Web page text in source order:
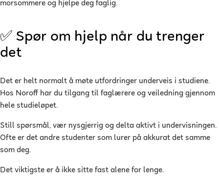
morsommere og hjelpe deg faglig.
✅ Spør om hjelp når du trenger
det
Det er helt normalt å møte utfordringer underveis i studiene.
Hos Noroff har du tilgang til faglærere og veiledning gjennom
hele studieløpet.
Still spørsmål, vær nysgjerrig og delta aktivt i undervisningen.
Ofte er det andre studenter som lurer på akkurat det samme
som deg.
Det viktigste er å ikke sitte fast alene for lenge.